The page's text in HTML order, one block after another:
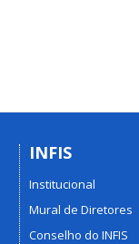
INFIS
Institucional
Mural de Diretores
Conselho do INFIS